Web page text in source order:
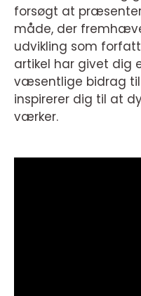
forsøgt at
måde, der
udvikling som
artikel har givet dig
væsentlige bidrag
inspirerer dig til at
værker.